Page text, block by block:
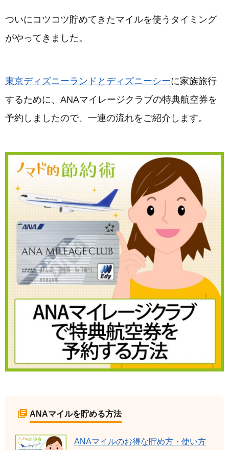
ついにコツコツ貯めてきたマイルを使うタイミング
がやってきました。
東京ディズニーランドとディズニーシーに家族旅行
するために、ANAマイレージクラブの特典航空券を
予約しましたので、一連の流れをご紹介します。
ANAマイルを貯める方法
ANAマイルのお得な貯め方・使い方